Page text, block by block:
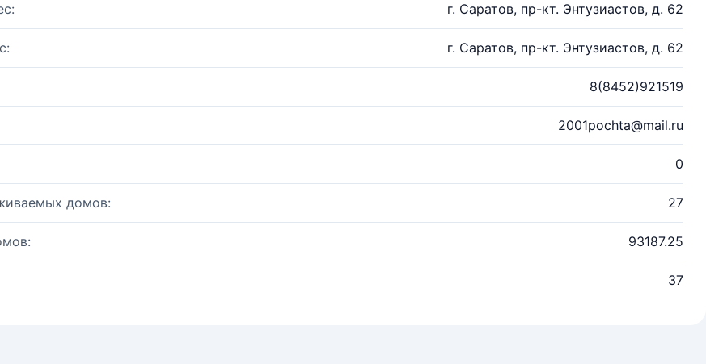
г. Саратов, пр-кт. Энтузиастов, д. 62
г. Саратов, пр-кт. Энтузиастов, д. 62
8(8452)921519
2001pochta@mail.ru
0
домов: 27
93187.25
37